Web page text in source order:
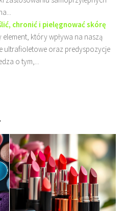
chronić i pielęgnować skórę
który wpływa na naszą
ultrafioletowe oraz predyspozycje
o tym,...